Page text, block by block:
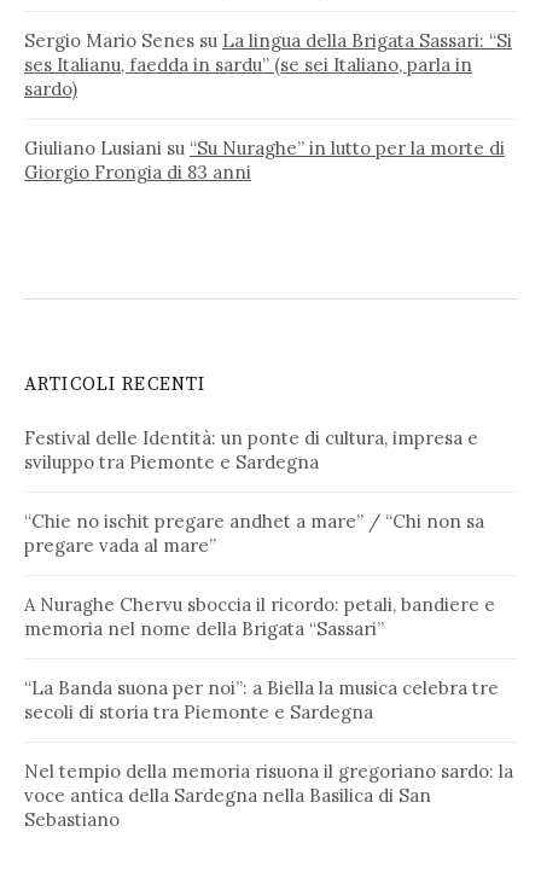
Sergio Mario Senes su La lingua della Brigata Sassari: “Si
ses Italianu, faedda in sardu” (se sei Italiano, parla in
sardo)
Giuliano Lusiani su “Su Nuraghe” in lutto per la morte di
Giorgio Frongia di 83 anni
ARTICOLI RECENTI
Festival delle Identità: un ponte di cultura, impresa e
sviluppo tra Piemonte e Sardegna
“Chie no ischit pregare andhet a mare” / “Chi non sa
pregare vada al mare”
A Nuraghe Chervu sboccia il ricordo: petali, bandiere e
memoria nel nome della Brigata “Sassari”
“La Banda suona per noi”: a Biella la musica celebra tre
secoli di storia tra Piemonte e Sardegna
Nel tempio della memoria risuona il gregoriano sardo: la
voce antica della Sardegna nella Basilica di San
Sebastiano